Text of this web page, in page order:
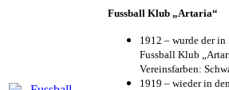
Fussball Klub „Artaria“
1912 – wurde der
Fussball Klub
Vereinsfarben:
1919 – wieder in